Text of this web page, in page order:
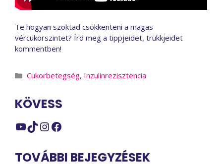
Te hogyan szoktad csökkenteni a magas
vércukorszintet? Írd meg a tippjeidet, trükkjeidet
kommentben!
Kategória
Cukorbetegség, Inzulinrezisztencia
KÖVESS
YouTube
TikTok
Instagram
Facebook
TOVÁBBI BEJEGYZÉSEK